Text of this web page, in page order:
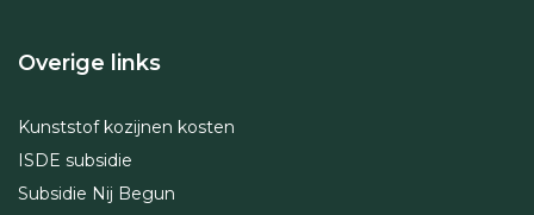
Overige links
Kunststof kozijnen kosten
ISDE subsidie
Subsidie Nij Begun